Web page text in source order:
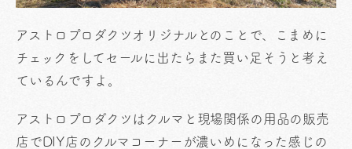
アストロプロダクツオリジナルとのことで、こまめに
チェックをしてセールに出たらまた買い足そうと考え
ているんですよ。
アストロプロダクツはクルマと現場関係の用品の販売
店でDIY店のクルマコーナーが濃いめになった感じの